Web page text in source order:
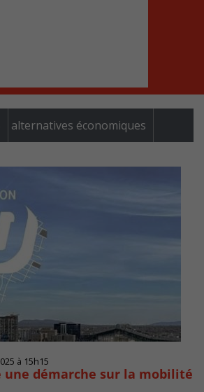
alternatives économiques
à 15h15
une démarche sur la mobilité